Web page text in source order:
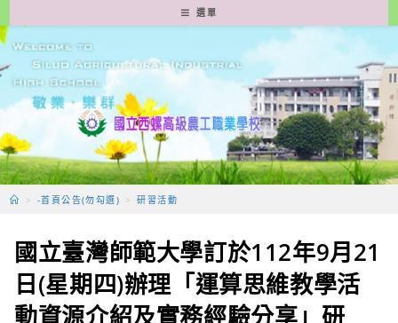
轉
至
要
容
選單
> -首頁公告(勿勾選) > 研習活動
國立臺灣師範大學訂於112年9月21
日(星期四)辦理「運算思維教學活
動資源介紹及實務經驗分享」研